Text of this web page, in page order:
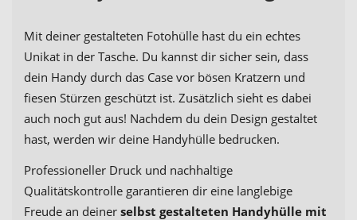
Mit deiner gestalteten Fotohülle hast du ein echtes
Unikat in der Tasche. Du kannst dir sicher sein, dass
dein Handy durch das Case vor bösen Kratzern und
fiesen Stürzen geschützt ist. Zusätzlich sieht es dabei
auch noch gut aus! Nachdem du dein Design gestaltet
hast, werden wir deine Handyhülle bedrucken.
Professioneller Druck und nachhaltige
Qualitätskontrolle garantieren dir eine langlebige
Freude an deiner selbst gestalteten Handyhülle mit